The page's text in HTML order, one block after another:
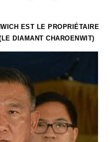
EST LE PROPRIÉTAIRE
DIAMANT CHAROENWIT)